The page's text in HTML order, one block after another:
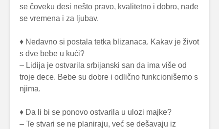
se čoveku desi nešto pravo, kvalitetno i dobro, nađe
se vremena i za ljubav.
♦ Nedavno si postala tetka blizanaca. Kakav je život
s dve bebe u kući?
– Lidija je ostvarila srbijanski san da ima više od
troje dece. Bebe su dobre i odlično funkcionišemo s
njima.
♦ Da li bi se ponovo ostvarila u ulozi majke?
– Te stvari se ne planiraju, već se dešavaju iz